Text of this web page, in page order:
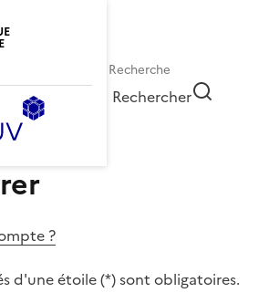
Rechercher
?
d'une étoile (*) sont obligatoires.